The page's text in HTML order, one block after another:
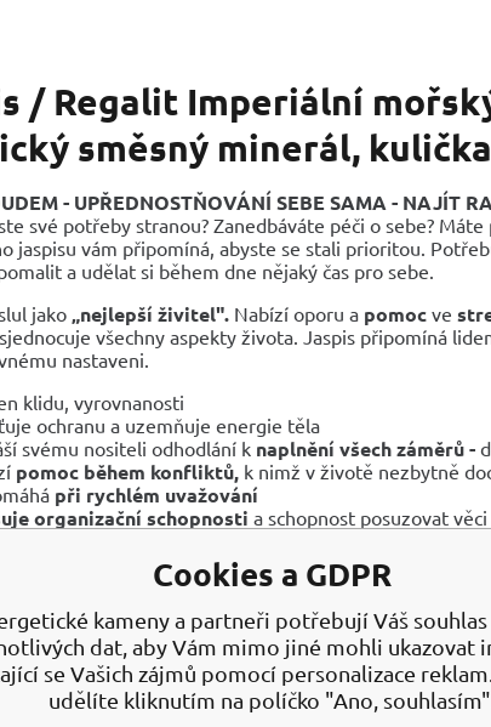
/ Regalit Imperiální
směsný minerál, kulička
- UPŘEDNOSTŇOVÁNÍ SEBE SAMA - NAJÍT
své potřeby stranou? Zanedbáváte péči o sebe?
jaspisu vám připomíná, abyste se stali prioritou.
a udělat si během dne nějaký čas pro sebe.
jako „nejlepší živitel". Nabízí oporu a pomoc ve
sjednocuje všechny aspekty života. Jaspis připomíná
nastaveni.
klidu, vyrovnanosti
ochranu a uzemňuje energie těla
svému nositeli odhodlání k naplnění všech záměrů -
pomoc během konfliktů, k nimž v životě nezbytně
při rychlém uvažování
organizační schopnosti a schopnost posuzovat
sexuální rozkoš
pomoc během dlouhodobých nemocí nebo
negativní energii a současně pročišťuje a uvádí do
vyvážený poměr mezi složkami jin a jang a
přišamanských cestácha vybavování snů
připroutkaření
Cookies a GDPR
kameny a partneři potřebují Váš
dat, aby Vám mimo jiné mohli ukazovat
se Vašich zájmů pomocí personalizace
udělíte kliknutím na políčko "Ano, souhlasím".